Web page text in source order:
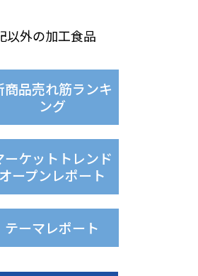
外の加工食品
商品売れ筋ランキ
ング
ーケットトレンド
オープンレポート
テーマレポート